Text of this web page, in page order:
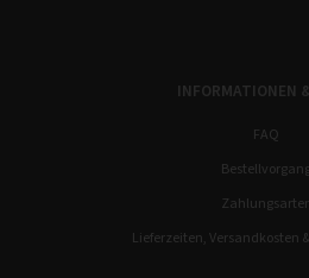
INFORMATIONEN
FAQ
Lieferzeiten, Versandkosten